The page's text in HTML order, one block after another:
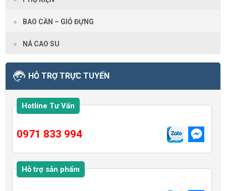
BAO CẦN – GIỎ ĐỰNG
NÁ CAO SU
HỖ TRỢ TRỰC TUYẾN
Hotline Tư Vấn
0971 833 994
Hỗ trợ sản phẩm